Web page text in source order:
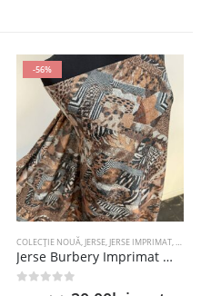
-56%
COLECȚIE NOUĂ JERSE JERSE IMPRIMAT
Jerse Burbery Imprimat Maro – Gri